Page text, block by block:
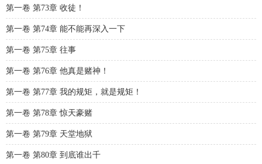
第一卷 第73章 收徒！
第一卷 第74章 能不能再深入一下
第一卷 第75章 往事
第一卷 第76章 他真是赌神！
第一卷 第77章 我的规矩，就是规矩！
第一卷 第78章 惊天豪赌
第一卷 第79章 天堂地狱
第一卷 第80章 到底谁出千